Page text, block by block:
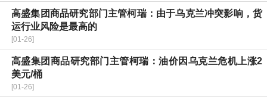
高盛集团商品研究部门主管柯瑞：由于乌克兰冲突影响，货
运行业风险是最高的
[01-26]
高盛集团商品研究部门主管柯瑞：油价因乌克兰危机上涨2
美元/桶
[01-26]